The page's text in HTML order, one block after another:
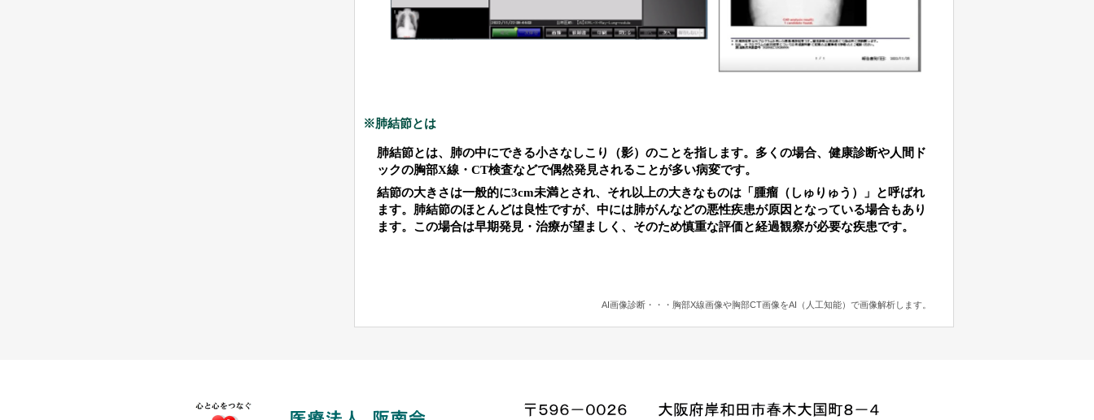
※肺結節とは
肺結節とは、肺の中にできる小さなしこり（影）のことを指します。多くの場合、健康診断や人間ド
ックの胸部X線・CT検査などで偶然発見されることが多い病変です。
結節の大きさは一般的に3cm未満とされ、それ以上の大きなものは「腫瘤（しゅりゅう）」と呼ばれ
ます。肺結節のほとんどは良性ですが、中には肺がんなどの悪性疾患が原因となっている場合もあり
ます。この場合は早期発見・治療が望ましく、そのため慎重な評価と経過観察が必要な疾患です。
AI画像診断・・・胸部X線画像や胸部CT画像をAI（人工知能）で画像解析します。